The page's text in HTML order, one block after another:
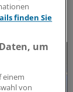
finden Sie
um
einem
von